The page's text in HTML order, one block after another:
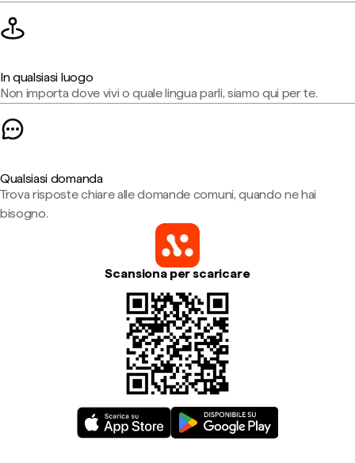
In qualsiasi luogo
Non importa dove vivi o quale lingua parli, siamo qui per te.
Qualsiasi domanda
Trova risposte chiare alle domande comuni, quando ne hai
bisogno.
Scansiona per scaricare